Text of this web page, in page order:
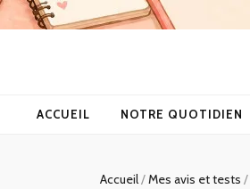
ACCUEIL NOTRE QUOTIDIEN
Accueil/Mes avis et tests /